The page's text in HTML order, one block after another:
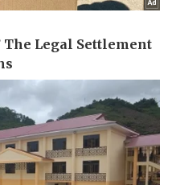
Ô tô - Xe máy
Xe máy
Tư vấn